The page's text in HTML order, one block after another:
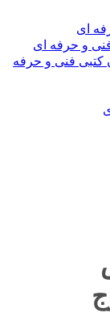
ای
و حرفه ای
کتبی فنی و حرفه